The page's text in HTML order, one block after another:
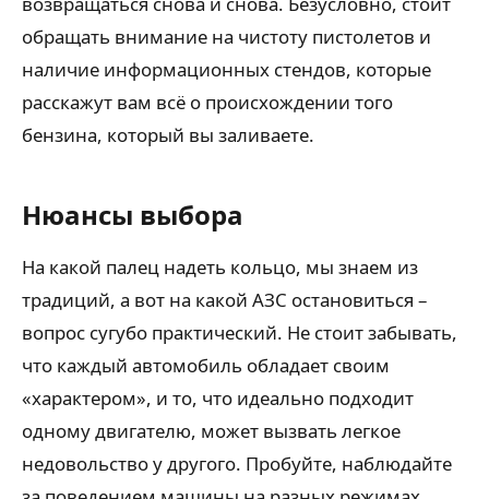
обращать внимание на чистоту пистолетов и
наличие информационных стендов, которые
расскажут вам всё о происхождении того
бензина, который вы заливаете.
Нюансы выбора
На какой палец надеть кольцо, мы знаем из
традиций, а вот на какой АЗС остановиться –
вопрос сугубо практический. Не стоит забывать,
что каждый автомобиль обладает своим
«характером», и то, что идеально подходит
одному двигателю, может вызвать легкое
недовольство у другого. Пробуйте, наблюдайте